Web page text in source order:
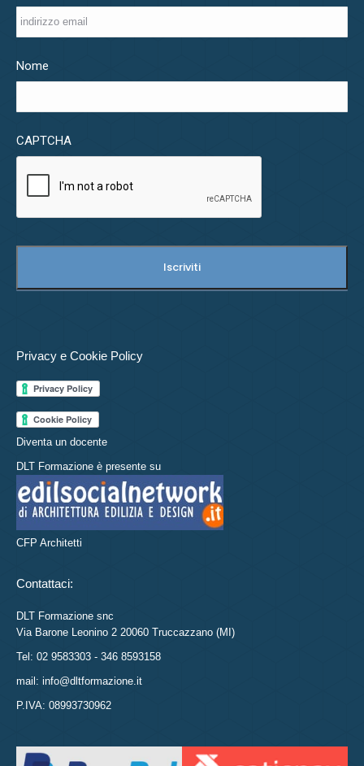
Nome
CAPTCHA
Privacy e Cookie Policy
Diventa un docente
DLT Formazione è presente su
CFP Architetti
Contattaci:
DLT Formazione snc
Via Barone Leonino 2 20060 Truccazzano (MI)
Tel: 02 9583303 - 346 8593158
mail: info@dltformazione.it
P.IVA: 08993730962